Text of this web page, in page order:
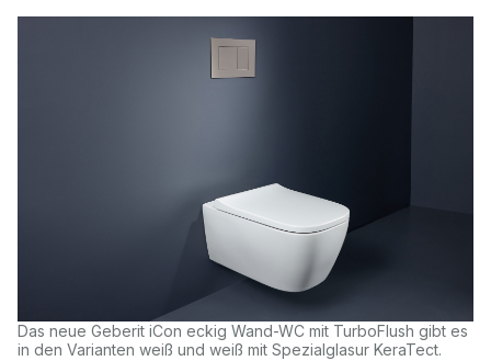
Das neue Geberit iCon eckig Wand-WC mit TurboFlush gibt es
in den Varianten weiß und weiß mit Spezialglasur KeraTect.